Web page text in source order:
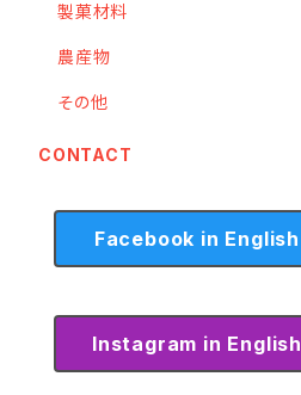
製菓材料
農産物
その他
CONTACT
Facebook in English
Instagram in English